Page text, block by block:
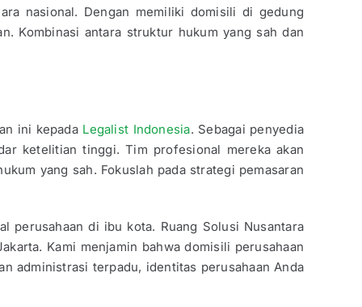
nasional. Dengan memiliki domisili di gedung
Kombinasi antara struktur hukum yang sah dan
ini kepada Legalist Indonesia. Sebagai penyedia
ketelitian tinggi. Tim profesional mereka akan
yang sah. Fokuslah pada strategi pemasaran
perusahaan di ibu kota. Ruang Solusi Nusantara
Kami menjamin bahwa domisili perusahaan
administrasi terpadu, identitas perusahaan Anda